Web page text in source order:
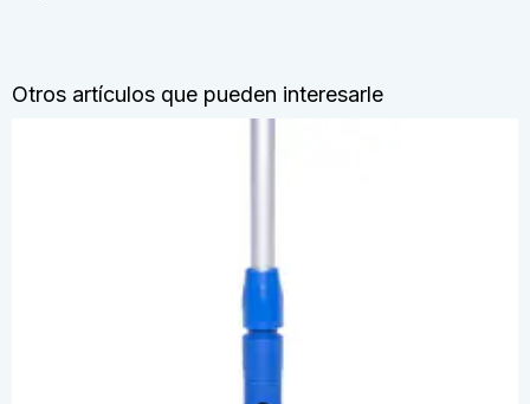
Otros artículos que pueden interesarle